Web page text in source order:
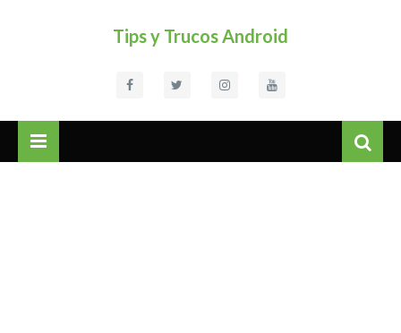
Tips y Trucos Android